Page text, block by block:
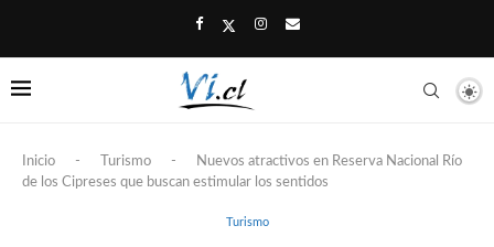
Inicio - Turismo -
Nuevos atractivos en Reserva Nacional Río
de los Cipreses que buscan estimular los sentidos
Turismo